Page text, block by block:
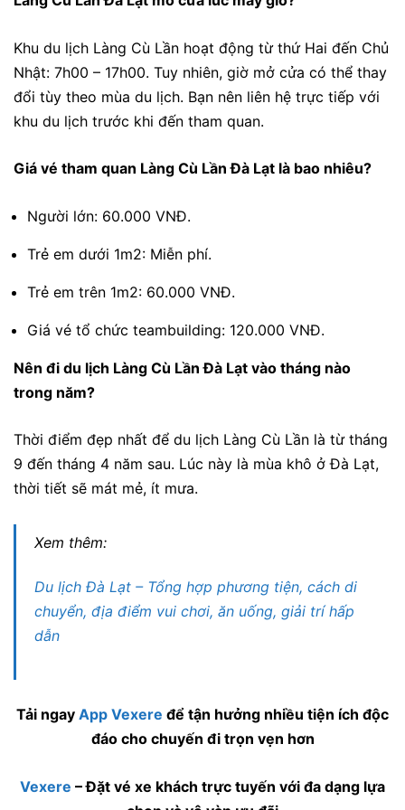
Khu du lịch Làng Cù Lần hoạt động từ thứ Hai đến Chủ
Nhật: 7h00 – 17h00. Tuy nhiên, giờ mở cửa có thể thay
đổi tùy theo mùa du lịch. Bạn nên liên hệ trực tiếp với
khu du lịch trước khi đến tham quan.
Giá vé tham quan Làng Cù Lần Đà Lạt là bao nhiêu?
Người lớn: 60.000 VNĐ.
Trẻ em dưới 1m2: Miễn phí.
Trẻ em trên 1m2: 60.000 VNĐ.
Giá vé tổ chức teambuilding: 120.000 VNĐ.
Nên đi du lịch Làng Cù Lần Đà Lạt vào tháng nào
trong năm?
Thời điểm đẹp nhất để du lịch Làng Cù Lần là từ tháng
9 đến tháng 4 năm sau. Lúc này là mùa khô ở Đà Lạt,
thời tiết sẽ mát mẻ, ít mưa.
Xem thêm:
Du lịch Đà Lạt – Tổng hợp phương tiện, cách di
chuyển, địa điểm vui chơi, ăn uống, giải trí hấp
dẫn
Tải ngay App Vexere để tận hưởng nhiều tiện ích độc
đáo cho chuyến đi trọn vẹn hơn
Vexere – Đặt vé xe khách trực tuyến với đa dạng lựa